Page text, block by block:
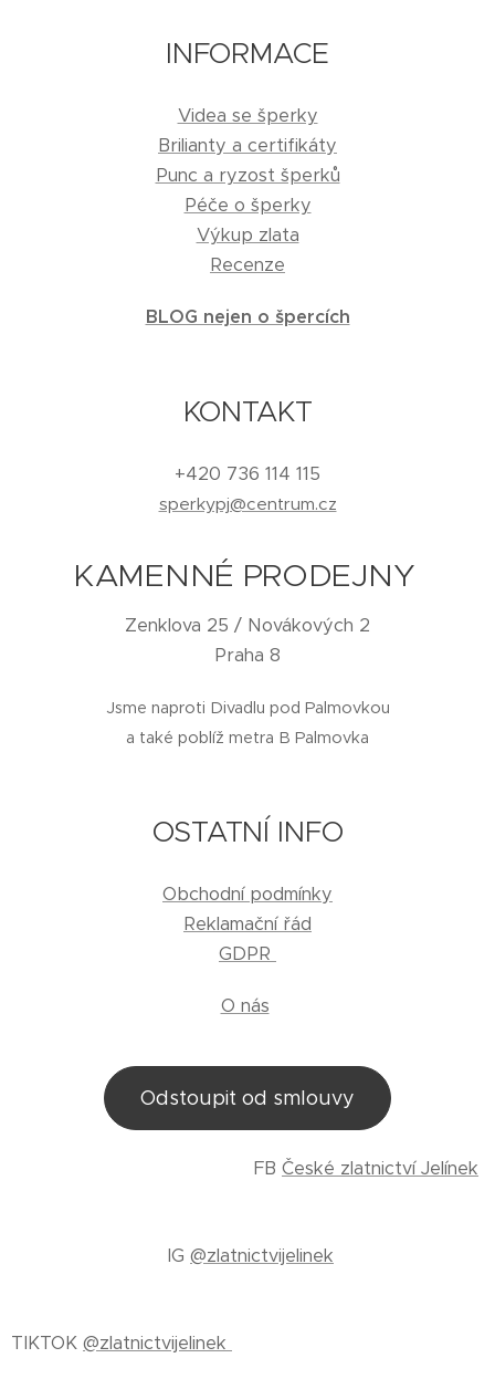
INFORMACE
Videa se šperky
Brilianty a certifikáty
Punc a ryzost šperků
Péče o šperky
Výkup zlata
Recenze
BLOG nejen o špercích
KONTAKT
+420 736 114 115
sperkypj@centrum.cz
KAMENNÉ PRODEJNY
Zenklova 25 / Novákových 2
Praha 8
Jsme naproti Divadlu pod Palmovkou
a také poblíž metra B Palmovka
OSTATNÍ INFO
Obchodní podmínky
Reklamační řád
GDPR
O nás
Odstoupit od smlouvy
FB České zlatnictví Jelínek
IG @zlatnictvijelinek
TIKTOK @zlatnictvijelinek